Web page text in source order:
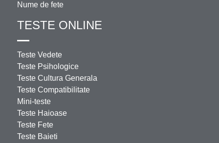
Nume de fete
TESTE ONLINE
Teste Vedete
Teste Psihologice
Teste Cultura Generala
Teste Compatibilitate
Mini-teste
Teste Haioase
Teste Fete
Teste Baieti